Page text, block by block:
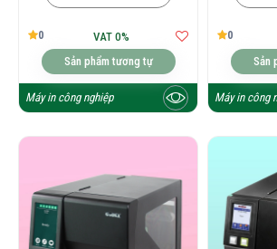
0
VAT 0%
Sản phẩm tương tự
Máy in công nghiệp
0
Sản
Máy in công